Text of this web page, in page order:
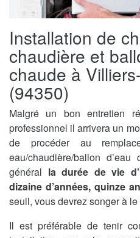
Installation de
chaudière et
chaude à
(94350)
Malgré un bon entretien
professionnel il arrivera un
de procéder au
eau/chaudière/ballon
général la durée de vie
dizaine d’années, quinze
seuil, vous devrez songer à le
Il est préférable de tenir